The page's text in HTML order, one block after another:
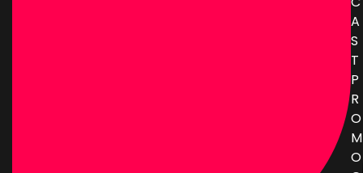
A
S
T
P
R
O
M
O